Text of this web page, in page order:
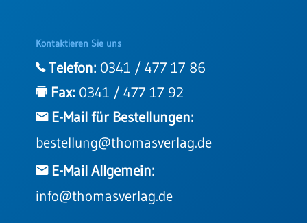
Bücher
Kontaktieren Sie uns
Telefon: 0341 / 477 17 86
Fax: 0341 / 477 17 92
E-Mail für Bestellungen:
bestellung@thomasverlag.de
E-Mail Allgemein:
info@thomasverlag.de